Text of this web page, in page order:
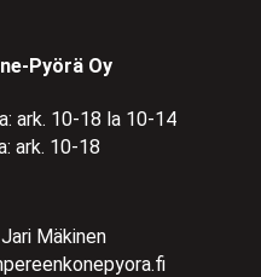
Pyörä Oy
ark. 10-18 la 10-14
ark. 10-18
Mäkinen